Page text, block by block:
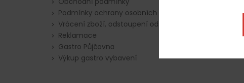
Podmínky ochrany osobních údajů
Vrácení zboží, odstoupení od smlouvy
Reklamace
Gastro Půjčovna
Výkup gastro vybavení